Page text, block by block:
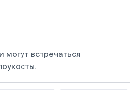
могут встречаться